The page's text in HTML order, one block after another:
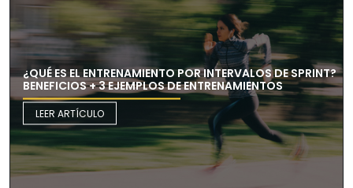
¿QUÉ ES EL ENTRENAMIENTO POR INTERVALOS DE SPRINT?
BENEFICIOS + 3 EJEMPLOS DE ENTRENAMIENTOS
LEER ARTÍCULO